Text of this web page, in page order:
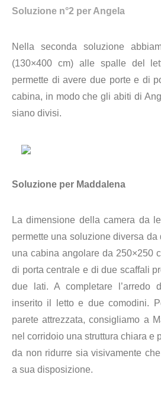
Soluzione n°2 per Angela
Nella seconda soluzione
(130×400 cm) alle spalle del
permette di avere due porte e di
cabina, in modo che gli abiti di
siano divisi.
Soluzione per Maddalena
La dimensione della camera da
permette una soluzione diversa da
una cabina angolare da 250×250
di porta centrale e di due scaffali
due lati. A completare l’arredo
inserito il letto e due comodini.
parete attrezzata, consigliamo a
nel corridoio una struttura chiara e
da non ridurre sia visivamente
a sua disposizione.